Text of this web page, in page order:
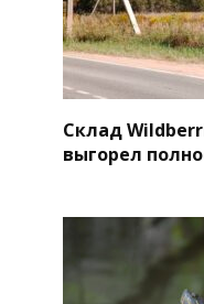
Склад
выгорел